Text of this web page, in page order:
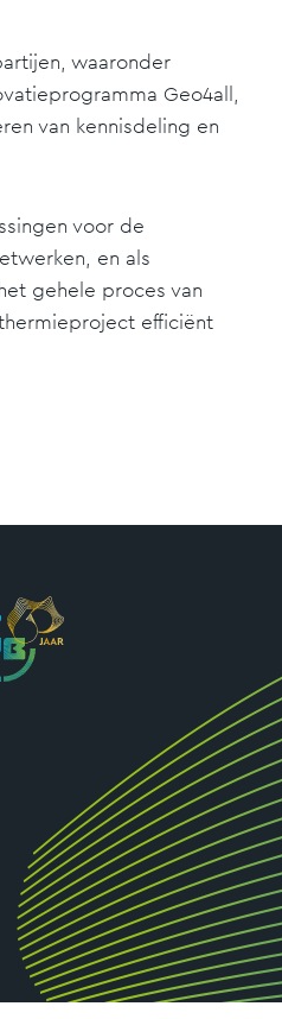
waaronder
Geo4all,
van kennisdeling en
voor de
en als
gehele proces van
efficiënt